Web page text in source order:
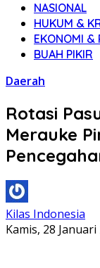
NASIONAL
HUKUM &
EKONOMI &
BUAH PIKIR
Daerah
Rotasi
Merauke
Kilas Indonesia
Kamis, 28 Januari